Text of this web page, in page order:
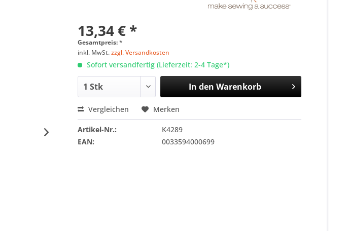
13,34 € *
Gesamtpreis:*
inkl. MwSt.zzgl. Versandkosten
Sofort versandfertig (Lieferzeit: 2-4 Tage*)
In den Warenkorb
Vergleichen Merken
Artikel-Nr.:
K4289
EAN:
0033594000699